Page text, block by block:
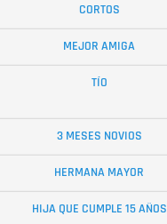
CORTOS
MEJOR AMIGA
TÍO
3 MESES NOVIOS
HERMANA MAYOR
HIJA QUE CUMPLE 15 AÑOS